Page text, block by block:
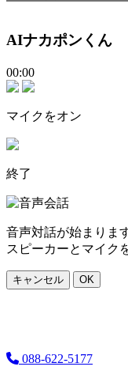
AIナカポンくん
00:00
マイクをオン
終了
音声対話が始まりま
スピーカーとマイク
キャンセル OK
088-622-5177